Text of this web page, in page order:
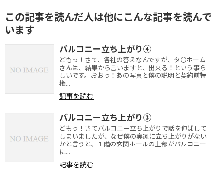
この記事を読んだ人は他にこんな記事を読んで
います
バルコニー立ち上がり④
どもっ！さて、各社の答えなんですが、タ〇ホーム
さんは、結果から言いますと、出来る！という事ら
しいです。おおっ！あの写真と僕の説明と契約前特
権...
記事を読む
バルコニー立ち上がり③
どもっ！さてバルコニー立ち上がりで話を伸ばして
しまいましたが、なぜ僕の実家に立ち上がりがない
かと言うと、１階の玄関ホールの上部がバルコニー
に...
記事を読む